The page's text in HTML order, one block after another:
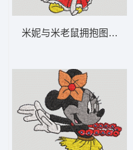
米妮与米老鼠拥抱图案